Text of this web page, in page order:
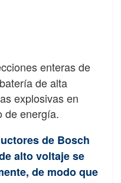
enteras de
de alta
explosivas en
de energía.
de Bosch
alto voltaje se
de modo que